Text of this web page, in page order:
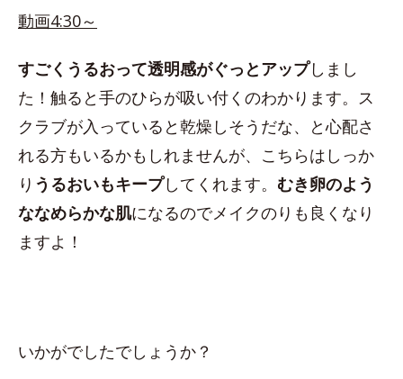
動画4:30～
すごくうるおって透明感がぐっとアップしまし
た！触ると手のひらが吸い付くのわかります。ス
クラブが入っていると乾燥しそうだな、と心配さ
れる方もいるかもしれませんが、こちらはしっか
り うるおいもキープしてくれます。 むき卵のよう
ななめらかな肌になるのでメイクのりも良くなり
ますよ！
いかがでしたでしょうか？